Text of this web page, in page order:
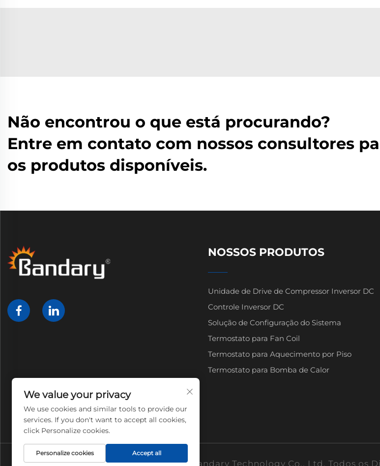
Não encontrou o que está procurando?
Entre em contato com nossos consultores
os produtos disponíveis.
NOSSOS PRODUTOS
Unidade de Drive de Compressor Inversor DC
Controle Inversor DC
Solução de Configuração do Sistema
Termostato para Fan Coil
Termostato para Aquecimento por Piso
Termostato para Bomba de Calor
Copyright © Shenzhen Bandary Technology Co., Ltd. Todos os
We value your privacy
We use cookies and similar tools to provide our
services. If you don't want to accept all cookies,
click Personalize cookies.
Personalize cookies Accept all